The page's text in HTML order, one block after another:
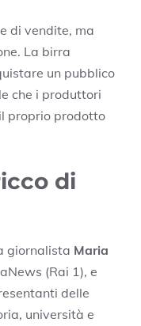
di vendite, ma
La birra
un pubblico
che i produttori
proprio prodotto
di
giornalista Maria
(Rai 1), e
delle
università e